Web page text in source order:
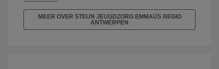
MEER OVER STEUN JEUGDZORG EMMAÜS REGIO
ANTWERPEN